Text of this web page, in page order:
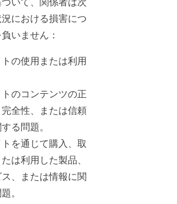
いて、関係者は次
における損害につ
いません：
の使用または利用
のコンテンツの正
全性、または信頼
る問題。
を通じて購入、取
は利用した製品、
、または情報に関
。